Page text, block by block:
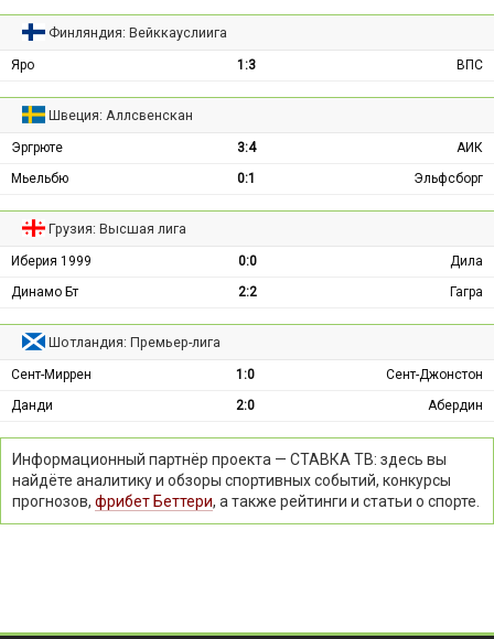
Финляндия: Вейккауслиига
Яро 1:3 ВПС
Швеция: Аллсвенскан
Эргрюте 3:4
АИК
Мьельбю
0:1 Эльфсборг
Грузия: Высшая лига
Иберия 1999 0:0
Дила
Динамо Бт
2:2 Гагра
Шотландия: Премьер-лига
Сент-Миррен 1:0
Сент-Джонстон
Данди
2:0 Абердин
Информационный партнёр проекта — СТАВКА ТВ: здесь вы
найдёте аналитику и обзоры спортивных событий, конкурсы
прогнозов, фрибет Беттери, а также рейтинги и статьи о спорте.